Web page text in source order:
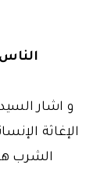
و اشار
الإغاثة
الشرب